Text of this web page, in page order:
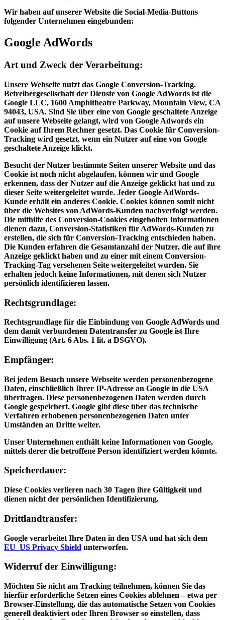
Wir haben auf unserer Website die Social-Media-Buttons
folgender Unternehmen eingebunden:
Google AdWords
Art und Zweck der Verarbeitung:
Unsere Webseite nutzt das Google Conversion-Tracking.
Betreibergesellschaft der Dienste von Google AdWords ist die
Google LLC, 1600 Amphitheatre Parkway, Mountain View, CA
94043, USA. Sind Sie über eine von Google geschaltete Anzeige
auf unsere Webseite gelangt, wird von Google Adwords ein
Cookie auf Ihrem Rechner gesetzt. Das Cookie für Conversion-
Tracking wird gesetzt, wenn ein Nutzer auf eine von Google
geschaltete Anzeige klickt.
Besucht der Nutzer bestimmte Seiten unserer Website und das
Cookie ist noch nicht abgelaufen, können wir und Google
erkennen, dass der Nutzer auf die Anzeige geklickt hat und zu
dieser Seite weitergeleitet wurde. Jeder Google AdWords-
Kunde erhält ein anderes Cookie. Cookies können somit nicht
über die Websites von AdWords-Kunden nachverfolgt werden.
Die mithilfe des Conversion-Cookies eingeholten Informationen
dienen dazu, Conversion-Statistiken für AdWords-Kunden zu
erstellen, die sich für Conversion-Tracking entschieden haben.
Die Kunden erfahren die Gesamtanzahl der Nutzer, die auf ihre
Anzeige geklickt haben und zu einer mit einem Conversion-
Tracking-Tag versehenen Seite weitergeleitet wurden. Sie
erhalten jedoch keine Informationen, mit denen sich Nutzer
persönlich identifizieren lassen.
Rechtsgrundlage:
Rechtsgrundlage für die Einbindung von Google AdWords und
dem damit verbundenen Datentransfer zu Google ist Ihre
Einwilligung (Art. 6 Abs. 1 lit. a DSGVO).
Empfänger:
Bei jedem Besuch unsere Webseite werden personenbezogene
Daten, einschließlich Ihrer IP-Adresse an Google in die USA
übertragen. Diese personenbezogenen Daten werden durch
Google gespeichert. Google gibt diese über das technische
Verfahren erhobenen personenbezogenen Daten unter
Umständen an Dritte weiter.
Unser Unternehmen enthält keine Informationen von Google,
mittels derer die betroffene Person identifiziert werden könnte.
Speicherdauer:
Diese Cookies verlieren nach 30 Tagen ihre Gültigkeit und
dienen nicht der persönlichen Identifizierung.
Drittlandtransfer:
Google verarbeitet Ihre Daten in den USA und hat sich dem
EU_US Privacy Shield unterworfen.
Widerruf der Einwilligung:
Möchten Sie nicht am Tracking teilnehmen, können Sie das
hierfür erforderliche Setzen eines Cookies ablehnen – etwa per
Browser-Einstellung, die das automatische Setzen von Cookies
generell deaktiviert oder Ihren Browser so einstellen, dass